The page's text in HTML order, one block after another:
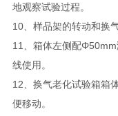
地观察试验过程。
10、样品架的转动和换
11、箱体左侧配
线使用。
12、换气老化试验箱箱
便移动。